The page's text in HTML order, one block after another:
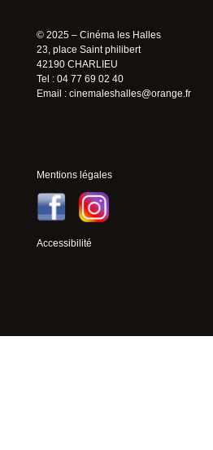
© 2025 – Cinéma les Halles
23, place Saint philibert
42190 CHARLIEU
Tel : 04 77 69 02 40
Email : cinemaleshalles@orange.fr
Mentions légales
Accessibilité